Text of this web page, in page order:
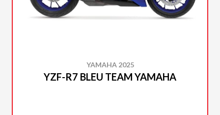
YAMAHA 2025
YZF-R7 BLEU TEAM YAMAHA